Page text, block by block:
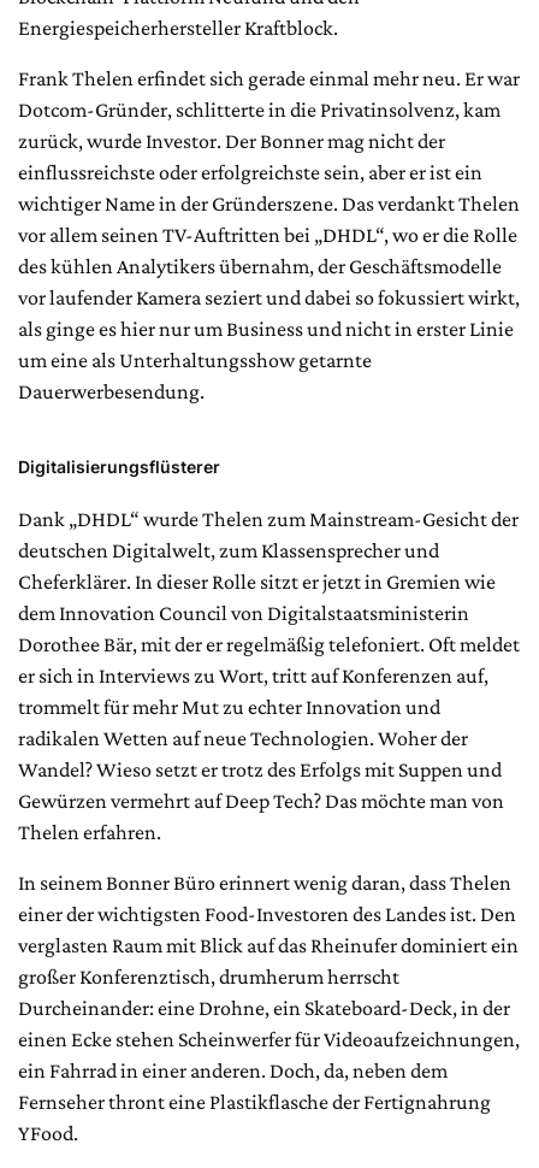
Energiespeicherhersteller Kraftblock.
Frank Thelen erfindet sich gerade einmal mehr neu. Er war
Dotcom-Gründer, schlitterte in die Privat­insolvenz, kam
zurück, wurde Investor. Der Bonner mag nicht der
einflussreichste oder erfolgreichste sein, aber er ist ein
wichtiger Name in der Gründerszene. Das verdankt Thelen
vor allem seinen TV-Auftritten bei „DHDL“, wo er die Rolle
des kühlen Analytikers übernahm, der Geschäftsmodelle
vor laufender Kamera seziert und dabei so fokussiert wirkt,
als ginge es hier nur um Business und nicht in erster Linie
um eine als Unterhaltungsshow getarnte
Dauerwerbesendung.
Digitalisierungsflüsterer
Dank „DHDL“ wurde Thelen zum Mainstream-Gesicht der
deutschen Digitalwelt, zum Klassensprecher und
Cheferklärer. In dieser Rolle sitzt er jetzt in Gremien wie
dem Innovation Council von Digitalstaatsministerin
Dorothee Bär, mit der er regelmäßig telefoniert. Oft meldet
er sich in Interviews zu Wort, tritt auf Konferenzen auf,
trommelt für mehr Mut zu echter Innovation und
radikalen Wetten auf neue Technologien. Woher der
Wandel? Wieso setzt er trotz des Erfolgs mit Suppen und
Gewürzen vermehrt auf Deep Tech? Das möchte man von
Thelen erfahren.
In seinem Bonner Büro erinnert wenig daran, dass Thelen
einer der wichtigsten Food-Investoren des Landes ist. Den
verglasten Raum mit Blick auf das Rheinufer dominiert ein
großer Konferenztisch, drumherum herrscht
Durcheinander: eine Drohne, ein Skateboard-Deck, in der
einen Ecke stehen Scheinwerfer für Videoaufzeichnungen,
ein Fahrrad in einer anderen. Doch, da, neben dem
Fernseher thront eine Plastikflasche der Fertignahrung
YFood.